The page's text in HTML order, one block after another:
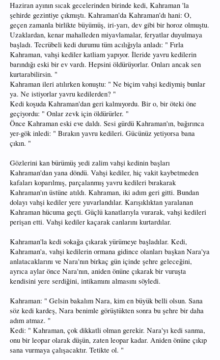
Haziran ayının sıcak gecelerinden birinde kedi, Kahraman 'la
şehirde gezintiye çıkmıştı. Kahraman'da Kahraman'dı hani: O,
geçen zamanla birlikte büyümüş, iri-yarı, dev gibi bir horoz olmuştu.
Uzaklardan, kenar mahalleden miyavlamalar, feryatlar duyulmaya
başladı. Tecrübeli kedi durumu tüm acılığıyla anladı: " Fırla
Kahraman, vahşi kediler katliam yapıyor. İleride yavru kedilerin
barındığı eski bir ev vardı. Hepsini öldürüyorlar. Onları ancak sen
kurtarabilirsin. "
Kahraman ileri atılırken konuştu: " Ne biçim vahşi kediymiş bunlar
ya. Ne istiyorlar yavru kedilerden? "
Kedi koşuda Kahraman'dan geri kalmıyordu. Bir o, bir öteki öne
geçiyordu: " Onlar zevk için öldürürler. "
Önce Kahraman eski eve daldı. Sesi gürdü Kahraman'ın, bağırınca
yer-gök inledi: " Bırakın yavru kedileri. Gücünüz yetiyorsa bana
çıkın. "
Gözlerini kan bürümüş yedi zalim vahşi kedinin başları
Kahraman'dan yana döndü. Vahşi kediler, hiç vakit kaybetmeden
kafaları koparılmış, parçalanmış yavru kedileri bırakarak
Kahraman'ın üstüne atıldı. Kahraman, iki adım geri gitti. Bundan
dolayı vahşi kediler yere yuvarlandılar. Karışıklıktan yaralanan
Kahraman hücuma geçti. Güçlü kanatlarıyla vurarak, vahşi kedileri
perişan etti. Vahşi kediler kaçarak canlarını kurtardılar.
Kahraman'la kedi sokağa çıkarak yürümeye başladılar. Kedi,
Kahraman'a, vahşi kedilerin ormana gidince olanları başkan Nara'ya
anlatacaklarını ve Nara'nın birkaç gün içinde şehre geleceğini,
ayrıca aylar önce Nara'nın, aniden önüne çıkarak bir vuruşta
kendisini yere serdiğini, intikamını almasını söyledi.
Kahraman: " Gelsin bakalım Nara, kim en büyük belli olsun. Sana
söz kedi kardeş, Nara benimle görüştükten sonra bu şehre bir daha
adım atmaz. "
Kedi: " Kahraman, çok dikkatli olman gerekir. Nara'yı kedi sanma,
onu bir leopar olarak düşün, zaten leopar kadar. Aniden önüne çıkıp
sana vurmaya çalışacaktır. Tetikte ol. "